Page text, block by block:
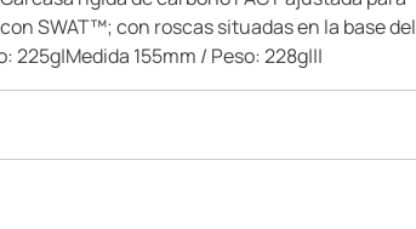
SWAT™; con roscas situadas en la base del
155mm / Peso: 228g|||